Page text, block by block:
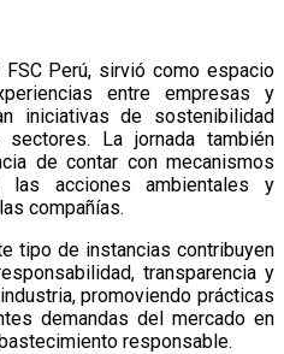
Perú, sirvió como espacio
entre empresas y
iniciativas de sostenibilidad
La jornada también
de contar con mecanismos
las acciones ambientales y
compañías.
tipo de instancias contribuyen
transparencia y
promoviendo prácticas
demandas del mercado en
responsable.